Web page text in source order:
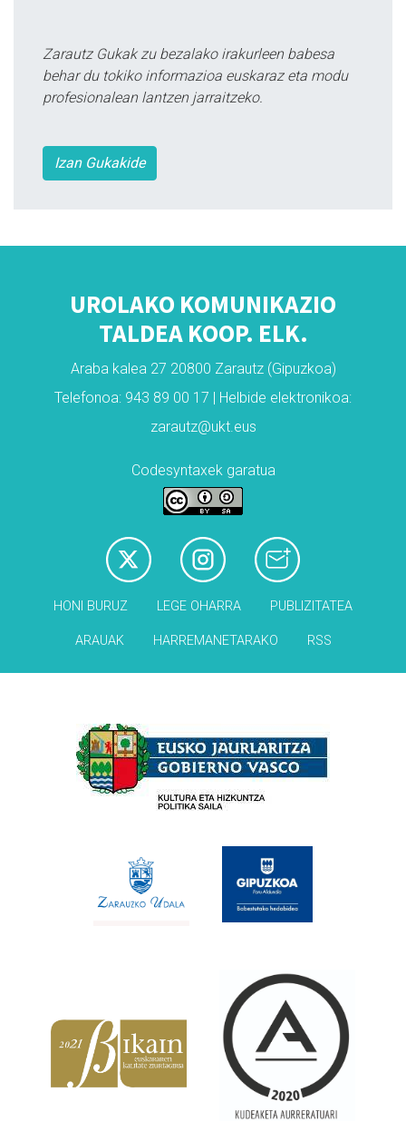
Zarautz Gukak zu bezalako irakurleen babesa
behar du tokiko informazioa euskaraz eta modu
profesionalean lantzen jarraitzeko.
Izan Gukakide
UROLAKO KOMUNIKAZIO
TALDEA KOOP. ELK.
Araba kalea 27 20800 Zarautz (Gipuzkoa)
Telefonoa: 943 89 00 17 | Helbide elektronikoa:
zarautz@ukt.eus
Codesyntaxek garatua
HONI BURUZ LEGE OHARRA PUBLIZITATEA
ARAUAK HARREMANETARAKO RSS